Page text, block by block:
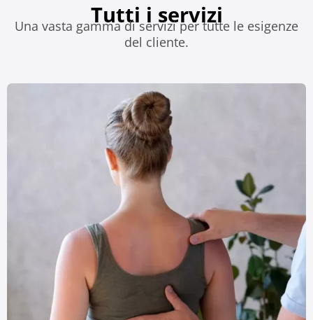
Tutti i servizi
Una vasta gamma di servizi per tutte le esigenze
del cliente.